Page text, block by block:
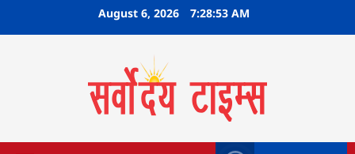
August 6, 2026 7:28:54 AM